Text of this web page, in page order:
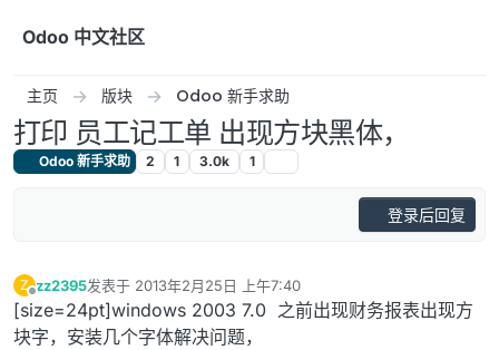
Odoo 中文社区
主页 版块 Odoo 新手求助
打印 员工记工单 出现方块黑体，
Odoo 新手求助 2 1 3.0k 1
登录后回复
Z
离线
zz2395发表于 2013年2月25日 上午7:40
最后由 编辑
[size=24pt]windows 2003 7.0 之前出现财务报表出现方
块字，安装几个字体解决问题，